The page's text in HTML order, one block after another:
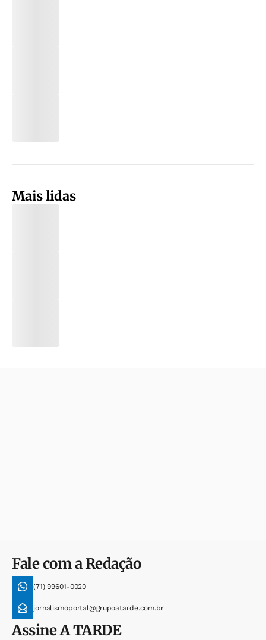
Mais lidas
Fale com a Redação
(71) 99601-0020
jornalismoportal@grupoatarde.com.br
AssineA TARDE